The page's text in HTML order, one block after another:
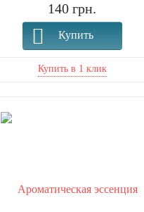
140 грн.
Купить